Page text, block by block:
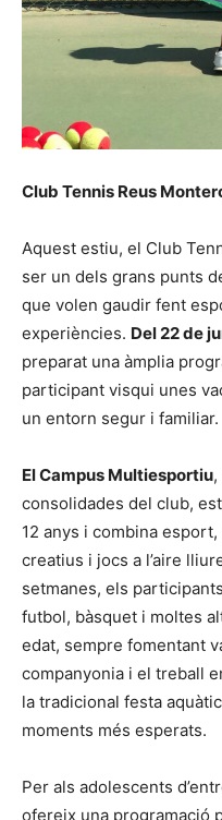
Club Tennis Reus
Aquest estiu, el Club
ser un dels grans punts
que volen gaudir fent
experiències. Del 22 de
preparat una àmplia
participant visqui unes
un entorn segur i familiar.
El Campus Multiesportiu
consolidades del club,
12 anys i combina
creatius i jocs a l’aire
setmanes, els
futbol, bàsquet i moltes
edat, sempre fomentant
companyonia i el treball
la tradicional festa
moments més esperats.
Per als adolescents
ofereix una programació